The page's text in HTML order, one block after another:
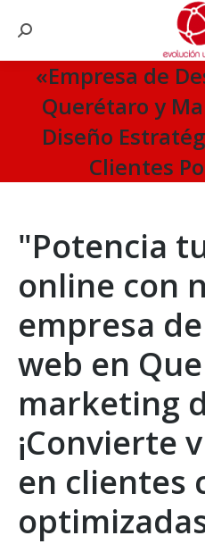
Search:
«Empresa de
Querétaro y
Diseño
Clientes
"Potencia
online con
empresa
web en
marketing
¡Convierte
en clientes